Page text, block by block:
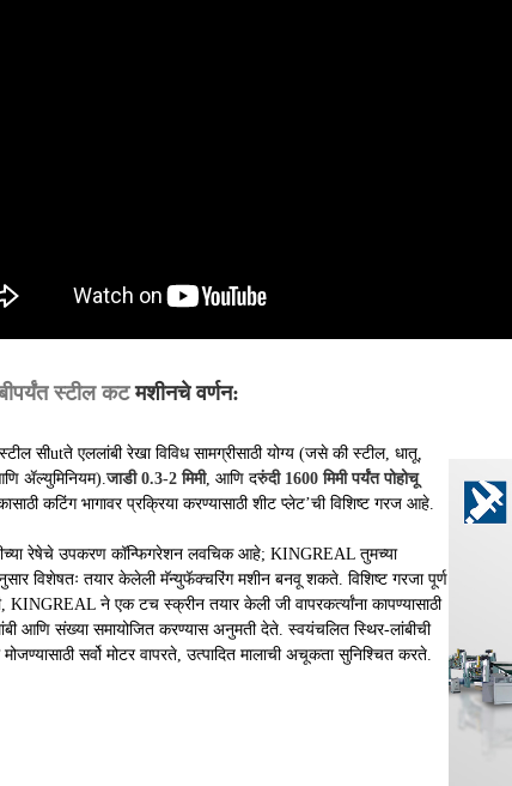
स्टील कटमशीनचे वर्णन:
सीutते एललांबी रेखा विविध सामग्रीसाठी योग्य (जसे की स्टील, धातू,
ॲल्युमिनियम).जाडी 0.3-2 मिमी, आणि दरुंदी 1600 मिमी पर्यंत पोहोचू
कटिंग भागावर प्रक्रिया करण्यासाठी शीट प्लेट’ची विशिष्ट गरज आहे.
रेषेचे उपकरण कॉन्फिगरेशन लवचिक आहे; KINGREAL तुमच्या
विशेषतः तयार केलेली मॅन्युफॅक्चरिंग मशीन बनवू शकते. विशिष्ट गरजा पूर्ण
KINGREAL ने एक टच स्क्रीन तयार केली जी वापरकर्त्यांना कापण्यासाठी
आणि संख्या समायोजित करण्यास अनुमती देते. स्वयंचलित स्थिर-लांबीची
मोजण्यासाठी सर्वो मोटर वापरते, उत्पादित मालाची अचूकता सुनिश्चित करते.